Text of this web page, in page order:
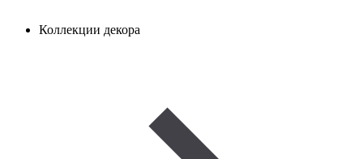
Коллекции декора